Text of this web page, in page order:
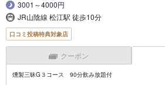
3001～4000円
JR山陰線 松江駅 徒歩10分
口コミ投稿特典対象店
クーポン
燻製三昧G３コース 90分飲み放題付